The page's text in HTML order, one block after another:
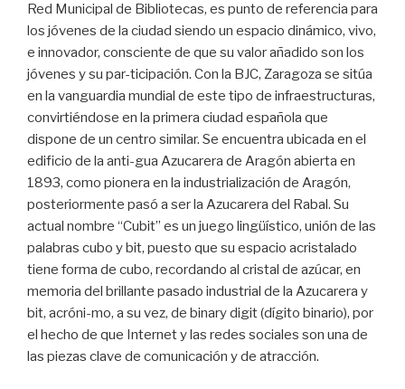
Red Municipal de Bibliotecas, es punto de referencia para
los jóvenes de la ciudad siendo un espacio dinámico, vivo,
e innovador, consciente de que su valor añadido son los
jóvenes y su par-ticipación. Con la BJC, Zaragoza se sitúa
en la vanguardia mundial de este tipo de infraestructuras,
convirtiéndose en la primera ciudad española que
dispone de un centro similar. Se encuentra ubicada en el
edificio de la anti-gua Azucarera de Aragón abierta en
1893, como pionera en la industrialización de Aragón,
posteriormente pasó a ser la Azucarera del Rabal. Su
actual nombre “Cubit” es un juego lingüístico, unión de las
palabras cubo y bit, puesto que su espacio acristalado
tiene forma de cubo, recordando al cristal de azúcar, en
memoria del brillante pasado industrial de la Azucarera y
bit, acróni-mo, a su vez, de binary digit (dígito binario), por
el hecho de que Internet y las redes sociales son una de
las piezas clave de comunicación y de atracción.